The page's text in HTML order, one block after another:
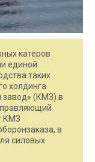
катеров
единой
таких
холдинга
завод» (КМЗ) в
КМЗ
в
силовых